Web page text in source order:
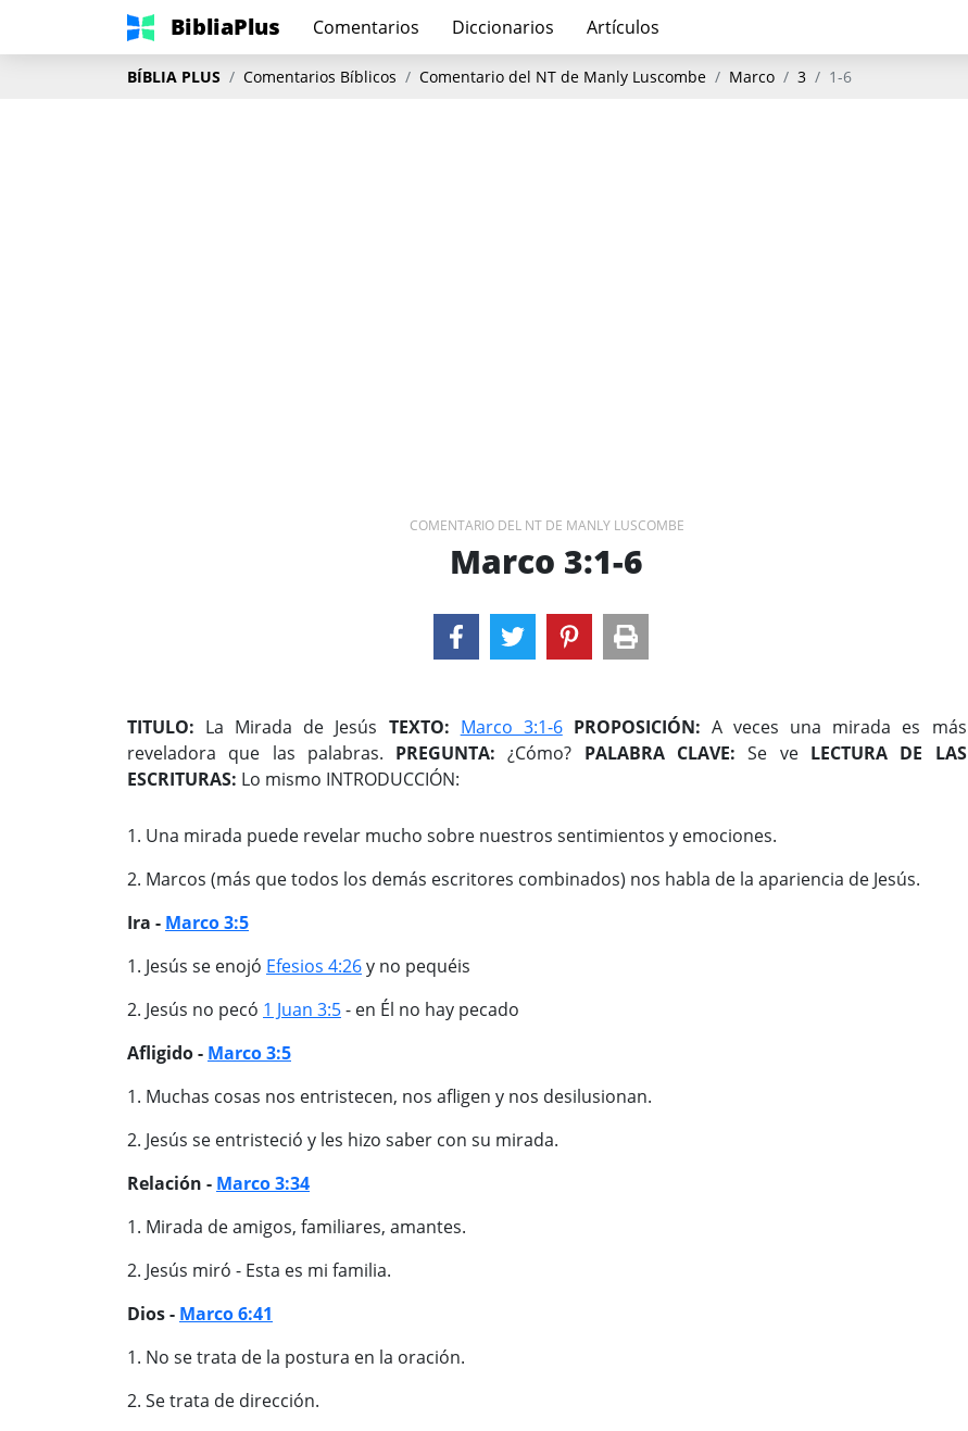
BibliaPlus Comentarios Diccionarios Artículos
BÍBLIA PLUS Comentarios Bíblicos Comentario del NT de Manly Luscombe Marco 3 1-6
COMENTARIO DEL NT DE MANLY LUSCOMBE
Marco 3:1-6
TITULO: La Mirada de Jesús TEXTO: Marco 3:1-6 PROPOSICIÓN: A veces una mirada es más
reveladora que las palabras. PREGUNTA: ¿Cómo? PALABRA CLAVE: Se ve LECTURA DE LAS
ESCRITURAS: Lo mismo INTRODUCCIÓN:
1. Una mirada puede revelar mucho sobre nuestros sentimientos y emociones.
2. Marcos (más que todos los demás escritores combinados) nos habla de la apariencia de Jesús.
Ira - Marco 3:5
1. Jesús se enojó Efesios 4:26y no pequéis
2. Jesús no pecó 1 Juan 3:5- en Él no hay pecado
Afligido - Marco 3:5
1. Muchas cosas nos entristecen, nos afligen y nos desilusionan.
2. Jesús se entristeció y les hizo saber con su mirada.
Relación - Marco 3:34
1. Mirada de amigos, familiares, amantes.
2. Jesús miró - Esta es mi familia.
Dios - Marco 6:41
1. No se trata de la postura en la oración.
2. Se trata de dirección.